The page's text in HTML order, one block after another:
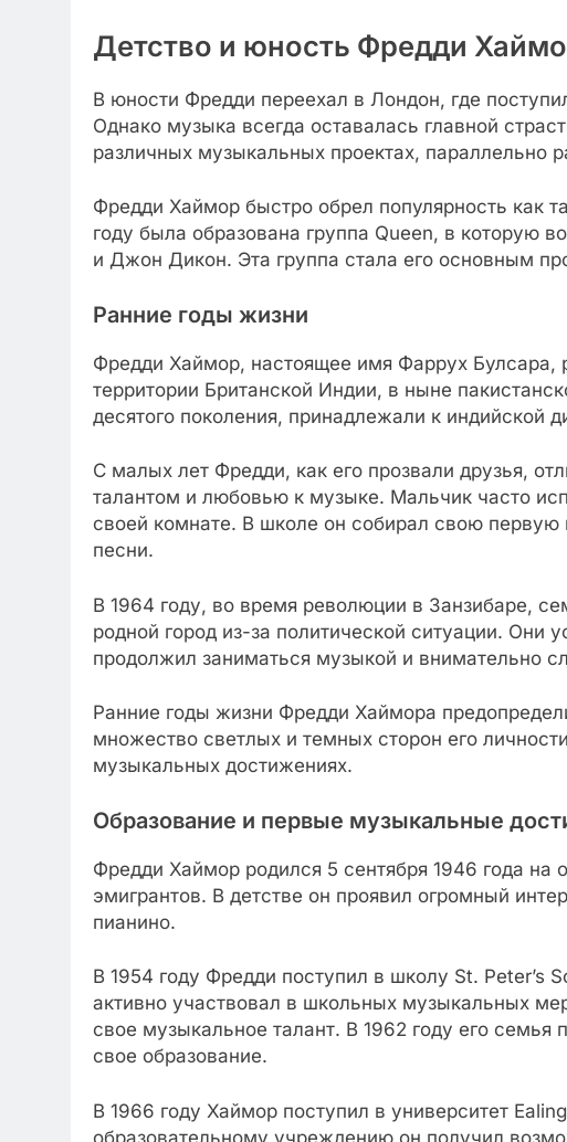
Детство и юность Фредди
В юности Фредди переехал в Лондон, где
Однако музыка всегда оставалась главной
различных музыкальных проектах, параллельно
Фредди Хаймор быстро обрел популярность как
году была образована группа Queen, в
и Джон Дикон. Эта группа стала его основным
Ранние годы жизни
Фредди Хаймор, настоящее имя Фаррух Булсара,
территории Британской Индии, в ныне
десятого поколения, принадлежали к индийской
С малых лет Фредди, как его прозвали друзья,
талантом и любовью к музыке. Мальчик часто
своей комнате. В школе он собирал свою первую
песни.
В 1964 году, во время революции в Занзибаре,
родной город из-за политической ситуации. Они
продолжил заниматься музыкой и внимательно
Ранние годы жизни Фредди Хаймора
множество светлых и темных сторон его
музыкальных достижениях.
Образование и первые музыкальные
Фредди Хаймор родился 5 сентября 1946 года на
эмигрантов. В детстве он проявил огромный
пианино.
В 1954 году Фредди поступил в школу St.
активно участвовал в школьных музыкальных
свое музыкальное талант. В 1962 году его
свое образование.
В 1966 году Хаймор поступил в университет
образовательному учреждению он получил